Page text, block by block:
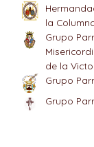
la
Grupo
de la
Grupo
Grupo